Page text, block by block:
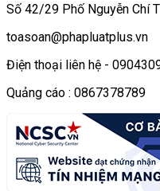
Số 42/29 Phố Nguyễn Chí
toasoan@phapluatplus.vn
Điện thoại liên hệ -
Quảng cáo : 0867378789